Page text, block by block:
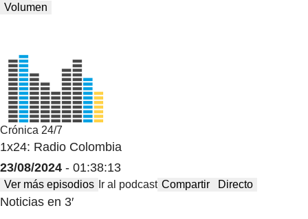
Volumen
Crónica 24/7
1x24: Radio Colombia
23/08/2024 - 01:38:13
Ver más episodios Ir al podcast Compartir Directo
Noticias en 3′